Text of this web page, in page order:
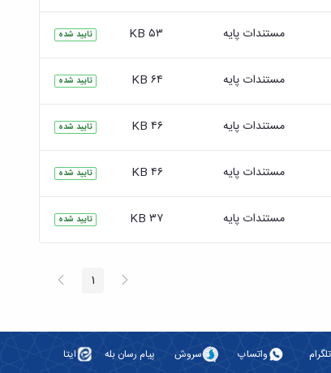
مستندات پایه ۵۳ KB تایید شده
مستندات پایه ۶۴ KB تایید شده
مستندات پایه ۴۶ KB تایید شده
مستندات پایه ۴۶ KB تایید شده
مستندات پایه ۳۷ KB تایید شده
پیغام صفحه1 صفحه
تلگرام واتساپ سروش پیام رسان بله ایتا